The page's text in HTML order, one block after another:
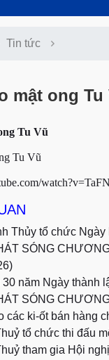
Tin tức
mật ong Tu
Tu Vũ
Tu Vũ
Thủy tổ chức
SÓNG
30 năm Ngày thành
SÓNG
các ki-ốt bán hàng
tổ chức thi đấu
tham gia Hội